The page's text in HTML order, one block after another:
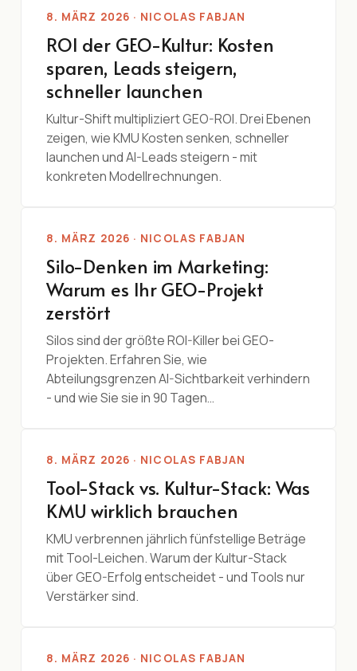
8. MÄRZ 2026 · NICOLAS FABJAN
ROI der GEO-Kultur: Kosten
sparen, Leads steigern,
schneller launchen
Kultur-Shift multipliziert GEO-ROI. Drei Ebenen
zeigen, wie KMU Kosten senken, schneller
launchen und AI-Leads steigern - mit
konkreten Modellrechnungen.
8. MÄRZ 2026 · NICOLAS FABJAN
Silo-Denken im Marketing:
Warum es Ihr GEO-Projekt
zerstört
Silos sind der größte ROI-Killer bei GEO-
Projekten. Erfahren Sie, wie
Abteilungsgrenzen AI-Sichtbarkeit verhindern
- und wie Sie sie in 90 Tagen…
8. MÄRZ 2026 · NICOLAS FABJAN
Tool-Stack vs. Kultur-Stack: Was
KMU wirklich brauchen
KMU verbrennen jährlich fünfstellige Beträge
mit Tool-Leichen. Warum der Kultur-Stack
über GEO-Erfolg entscheidet - und Tools nur
Verstärker sind.
8. MÄRZ 2026 · NICOLAS FABJAN